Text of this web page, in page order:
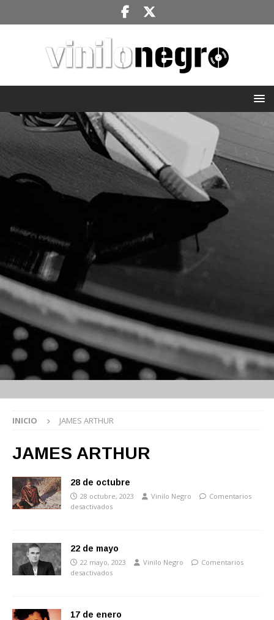
INICIO JAMES ARTHUR
JAMES ARTHUR
28 de octubre
28 octubre, 2023 Vinilo Negro
Comentarios
desactivados
22 de mayo
22 mayo, 2023 Vinilo Negro
Comentarios
desactivados
17 de enero